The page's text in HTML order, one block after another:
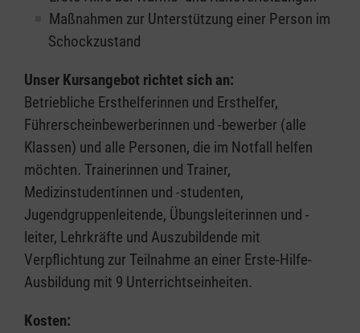
Maßnahmen zur Unterstützung einer Person im
Schockzustand
Unser Kursangebot richtet sich an:
Betriebliche Ersthelferinnen und Ersthelfer,
Führerscheinbewerberinnen und -bewerber (alle
Klassen) und alle Personen, die im Notfall helfen
möchten. Trainerinnen und Trainer,
Medizinstudentinnen und -studenten,
Jugendgruppenleitende, Übungsleiterinnen und -
leiter, Lehrkräfte und Auszubildende mit
Verpflichtung zur Teilnahme an einer Erste-Hilfe-
Ausbildung mit 9 Unterrichtseinheiten.
Kosten: